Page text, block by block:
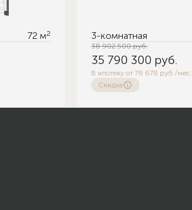
72 м2
3-комнатная
38 902 500руб.
35 790 300 руб.
В ипотеку от 76 678 руб./мес.
Скидка